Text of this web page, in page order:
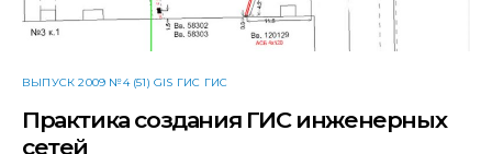
ВЫПУСК 2009 №4 (51) GIS ГИС ГИС
Практика создания ГИС инженерных
сетей